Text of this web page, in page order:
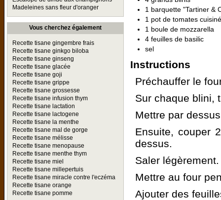
Madeleines sans fleur d'oranger
Vous cherchez également
Recette tisane gingembre frais
Recette tisane ginkgo biloba
Recette tisane ginseng
Recette tisane glacée
Recette tisane goji
Recette tisane grippe
Recette tisane grossesse
Recette tisane infusion thym
Recette tisane lactation
Recette tisane lactogene
Recette tisane la menthe
Recette tisane mal de gorge
Recette tisane mélisse
Recette tisane menopause
Recette tisane menthe thym
Recette tisane miel
Recette tisane millepertuis
Recette tisane miracle contre l'eczéma
Recette tisane orange
Recette tisane pomme
1 barquette "Tartiner &
1 pot de tomates
1 boule de mozzarella
4 feuilles de basilic
sel
Instructions
Préchauffer le
Sur chaque blini,
Mettre par
Ensuite, couper
dessus.
Saler légèrement.
Mettre au four
Ajouter des